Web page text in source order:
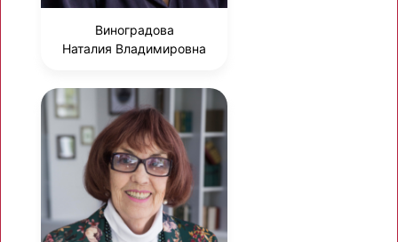
Виноградова
Наталия Владимировна